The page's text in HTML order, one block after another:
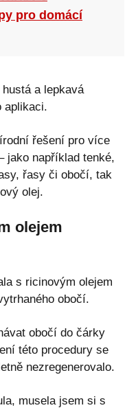
pro domácí
a lepkavá
aplikaci.
řešení pro více
jako například tenké,
řasy či obočí, tak
olej.
olejem
s ricinovým olejem
obočí.
obočí do čárky
této procedury se
nezregenerovalo.
musela jsem si s